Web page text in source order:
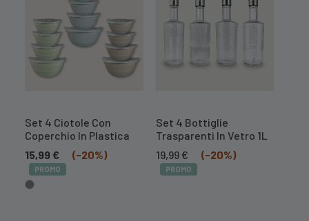
Set 4 Ciotole Con
Coperchio In Plastica
15,99 € (-20%)
PROMO
Set 4 Bottiglie
Trasparenti In Vetro 1L
Il
prezzo
originale
19,99€
prezzo
attuale
(-20%)
PROMO